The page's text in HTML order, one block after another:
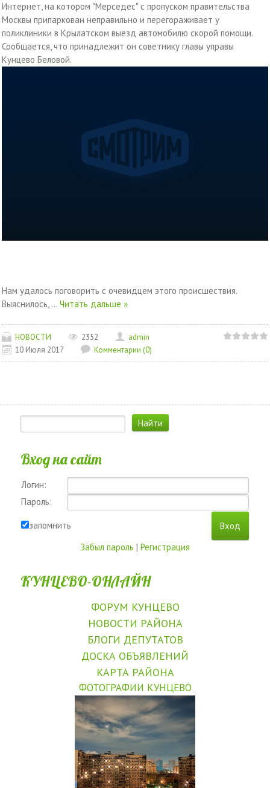
Интернет, на котором "Мерседес" с пропуском правительства
Москвы припаркован неправильно и перегораживает у
поликлиники в Крылатском выезд автомобилю скорой помощи.
Сообщается, что принадлежит он советнику главы управы
Кунцево Беловой.
Нам удалось поговорить с очевидцем этого происшествия.
Выяснилось, ... Читать дальше »
НОВОСТИ 2352
admin
10 Июля 2017
Комментарии (0)
Вход на сайт
Логин:
Пароль:
запомнить
Забыл пароль | Регистрация
КУНЦЕВО-ОНЛАЙН
ФОРУМ КУНЦЕВО
НОВОСТИ РАЙОНА
БЛОГИ ДЕПУТАТОВ
ДОСКА ОБЪЯВЛЕНИЙ
КАРТА РАЙОНА
ФОТОГРАФИИ КУНЦЕВО